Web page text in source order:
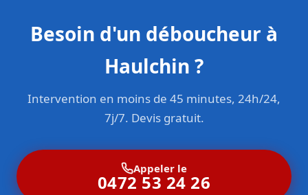
Besoin d'un déboucheur à
Haulchin ?
Intervention en moins de 45 minutes, 24h/24,
7j/7. Devis gratuit.
Appeler le
0472 53 24 26